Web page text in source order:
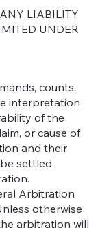
LIABILITY
UNDER
counts,
interpretation
of the
or cause of
and their
settled
Arbitration
otherwise
arbitration will